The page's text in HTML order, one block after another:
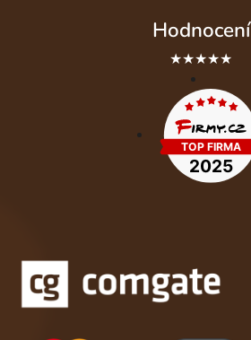
Hodnocení
★★★★★